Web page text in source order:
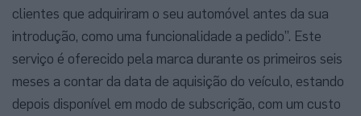
clientes que adquiriram o seu automóvel antes da sua
introdução, como uma funcionalidade a pedido”. Este
serviço é oferecido pela marca durante os primeiros seis
meses a contar da data de aquisição do veículo, estando
depois disponível em modo de subscrição, com um custo